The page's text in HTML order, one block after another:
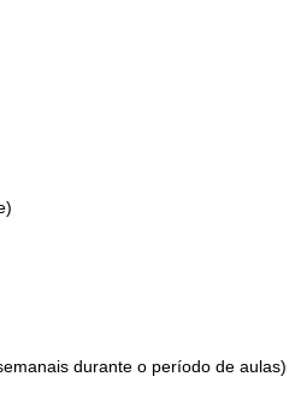
durante o período de aulas)